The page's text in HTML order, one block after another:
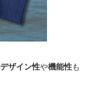
デザイン性や機能性も